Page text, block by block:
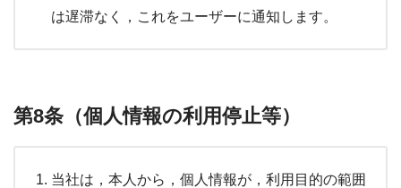
は遅滞なく，これをユーザーに通知します。
第8条（個人情報の利用停止等）
当社は，本人から，個人情報が，利用目的の範囲